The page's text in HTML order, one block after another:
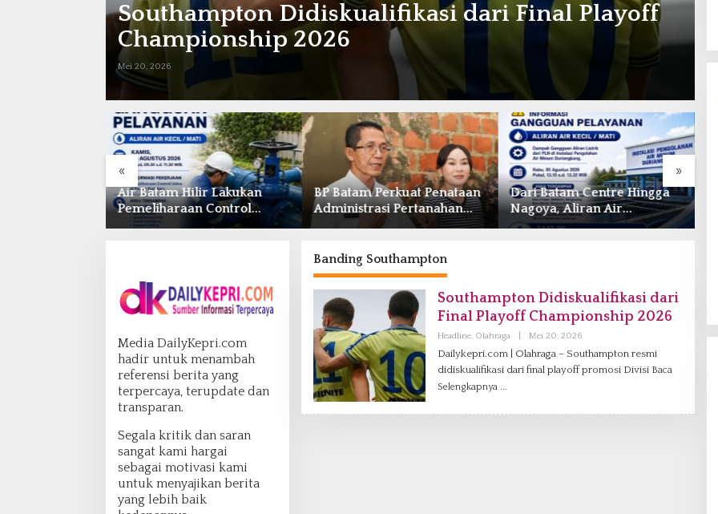
Southampton Didiskualifikasi dari Final Playoff
Championship 2026
Mei 20, 2026
« »
Air Batam Hilir Lakukan
Pemeliharaan Control
Valve, Ini Daftar Area
BP Batam Perkuat Penataan
Administrasi Pertanahan
dan Pemanfaatan Ruang
Dari Batam Centre Hingga
Nagoya, Aliran Air
Terganggu Akibat Listrik
Operasi Cukai
Pedagang
Intelektual
Media DailyKepri.com
hadir untuk menambah
referensi berita yang
terpercaya, terupdate dan
transparan.
Segala kritik dan saran
sangat kami hargai
sebagai motivasi kami
untuk menyajikan berita
yang lebih baik
Banding Southampton
Southampton Didiskualifikasi dari
Final Playoff Championship 2026
Headline, Olahraga Mei 20, 2026O
E
H
I
Dailykepri.com | Olahraga – Southampton resmi
didiskualifikasi dari final playoff promosi Divisi Baca
Selengkapnya